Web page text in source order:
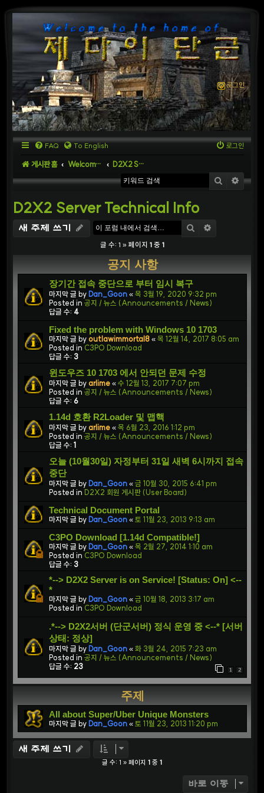
로그인
FAQ To English 로그인
게시판 홈 Welcome to D2X2 Server D2X2 Server Technical Info
검색 상세
D2X2 Server Technical Info
새 주제 쓰기 검색
글 수: 1 » 페이지 1중 1
공지 사항
장기간 접속 중단으로 부터 임시 복구
마지막 글 by Dan_Goon « 목 3월 19, 2020 9:32 pm
Posted in 공지 / 뉴스 (Announcements / News)
답글 수: 4
Fixed the problem with Windows 10 1703
마지막 글 by outlawimmortal8 « 목 12월 14, 2017 8:05 am
Posted in C3PO Download
답글 수: 3
윈도우즈 10 1703 에서 안되던 문제 수정
마지막 글 by arlime « 수 12월 13, 2017 7:07 pm
Posted in 공지 / 뉴스 (Announcements / News)
답글 수: 6
1.14d 호환 R2Loader 및 맵핵
마지막 글 by arlime « 목 6월 23, 2016 1:12 pm
Posted in 공지 / 뉴스 (Announcements / News)
답글 수: 1
오늘 (10월30일) 자정부터 31일 새벽 6시까지 접속
중단
마지막 글 by Dan_Goon « 금 10월 30, 2015 6:41 pm
Posted in D2X2 회원 게시판 (User Board)
Technical Document Portal
마지막 글 by Dan_Goon « 토 11월 23, 2013 9:13 am
C3PO Download [1.14d Compatible!]
마지막 글 by Dan_Goon « 목 2월 27, 2014 1:10 am
Posted in C3PO Download
답글 수: 3
*--> D2X2 Server is on Service! [Status: On] <--
*
마지막 글 by Dan_Goon « 금 10월 18, 2013 3:17 am
Posted in C3PO Download
.*--> D2X2서버 (단군서버) 정식 운영 중 <--* [서버
상태: 정상]
마지막 글 by Dan_Goon « 화 3월 24, 2015 7:23 am
Posted in 공지 / 뉴스 (Announcements / News)
답글 수: 23 1 2
주제
All about Super/Uber Unique Monsters
마지막 글 by Dan_Goon « 토 11월 23, 2013 11:20 pm
새 주제 쓰기
글 수: 1 » 페이지 1 중 1
바로 이동